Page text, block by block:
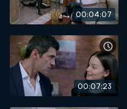
00:04:07
00:07:23